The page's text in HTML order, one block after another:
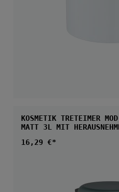
KOSMETIK TRETEIMER
MATT 3L MIT
Regulärer Preis:
16,29 €*